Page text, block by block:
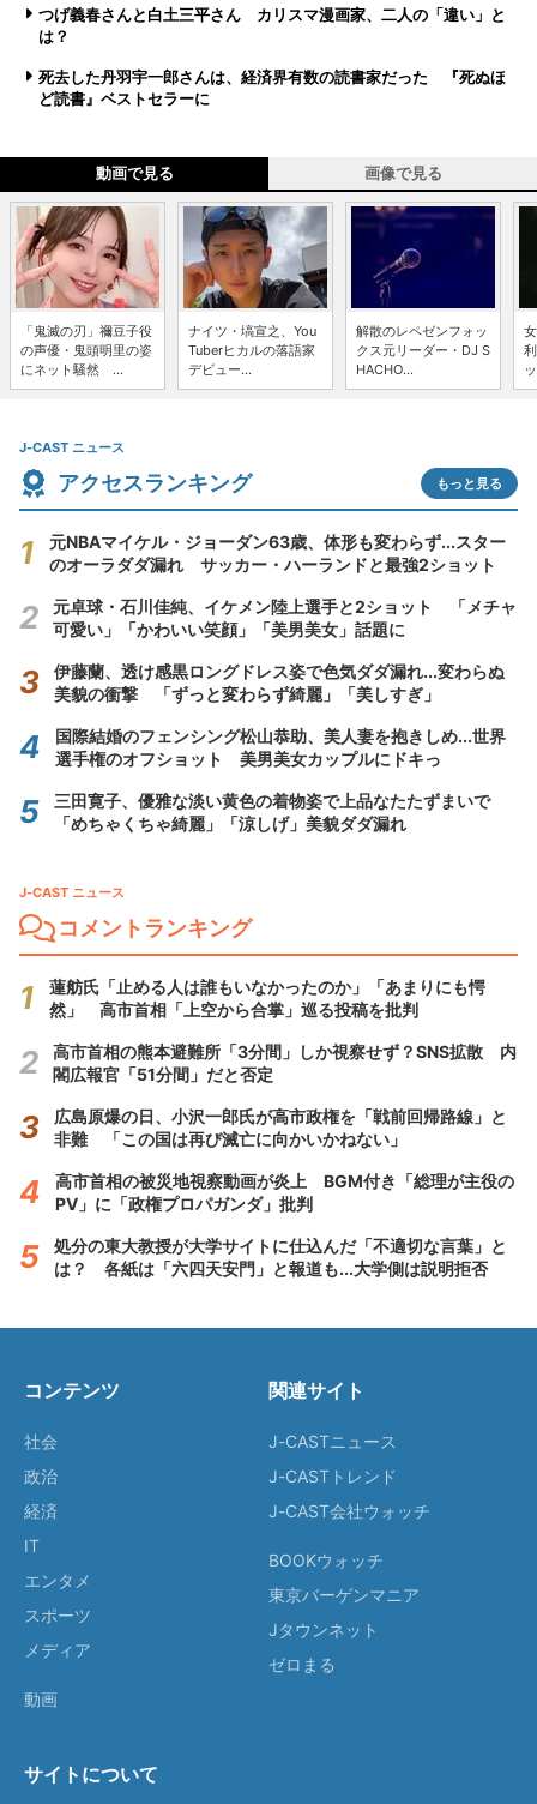
つげ義春さんと白土三平さん カリスマ漫画家、二人の「違い」と
は？
死去した丹羽宇一郎さんは、経済界有数の読書家だった 『死ぬほ
ど読書』ベストセラーに
動画で見る 画像で見る
「鬼滅の刃」禰豆子役
の声優・鬼頭明里の姿
にネット騒然 ...
ナイツ・塙宣之、You
Tuberヒカルの落語家
デビュー...
解散のレペゼンフォッ
クス元リーダー・DJ S
HACHO...
J-CAST ニュース
アクセスランキング もっと見る
元NBAマイケル・ジョーダン63歳、体形も変わらず...スター
のオーラダダ漏れ サッカー・ハーランドと最強2ショット
元卓球・石川佳純、イケメン陸上選手と2ショット 「メチャ
可愛い」「かわいい笑顔」「美男美女」話題に
伊藤蘭、透け感黒ロングドレス姿で色気ダダ漏れ...変わらぬ
美貌の衝撃 「ずっと変わらず綺麗」「美しすぎ」
国際結婚のフェンシング松山恭助、美人妻を抱きしめ...世界
選手権のオフショット 美男美女カップルにドキっ
三田寛子、優雅な淡い黄色の着物姿で上品なたたずまいで
「めちゃくちゃ綺麗」「涼しげ」美貌ダダ漏れ
J-CAST ニュース
コメントランキング
蓮舫氏「止める人は誰もいなかったのか」「あまりにも愕
然」 高市首相「上空から合掌」巡る投稿を批判
高市首相の熊本避難所「3分間」しか視察せず？SNS拡散 内
閣広報官「51分間」だと否定
広島原爆の日、小沢一郎氏が高市政権を「戦前回帰路線」と
非難 「この国は再び滅亡に向かいかねない」
高市首相の被災地視察動画が炎上 BGM付き「総理が主役の
PV」に「政権プロパガンダ」批判
処分の東大教授が大学サイトに仕込んだ「不適切な言葉」と
は？ 各紙は「六四天安門」と報道も...大学側は説明拒否
コンテンツ
社会
政治
経済
IT
エンタメ
スポーツ
メディア
動画
関連サイト
J-CASTニュース
J-CASTトレンド
J-CAST会社ウォッチ
BOOKウォッチ
東京バーゲンマニア
Jタウンネット
ゼロまる
サイトについて